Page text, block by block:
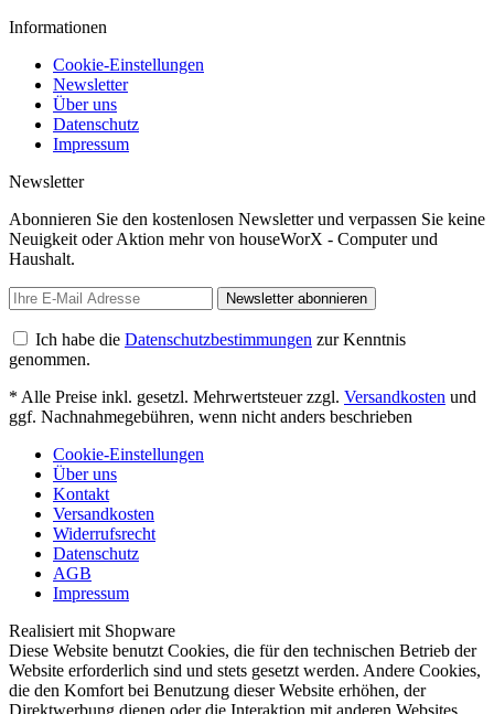
Informationen
Cookie-Einstellungen
Newsletter
Über uns
Datenschutz
Impressum
Newsletter
Abonnieren Sie den kostenlosen Newsletter und verpassen Sie keine
Neuigkeit oder Aktion mehr von houseWorX - Computer und
Haushalt.
Newsletter abonnieren
Ich habe die Datenschutzbestimmungen zur Kenntnis
genommen.
* Alle Preise inkl. gesetzl. Mehrwertsteuer zzgl. Versandkosten und
ggf. Nachnahmegebühren, wenn nicht anders beschrieben
Cookie-Einstellungen
Über uns
Kontakt
Versandkosten
Widerrufsrecht
Datenschutz
AGB
Impressum
Realisiert mit Shopware
Diese Website benutzt Cookies, die für den technischen Betrieb der
Website erforderlich sind und stets gesetzt werden. Andere Cookies,
die den Komfort bei Benutzung dieser Website erhöhen, der
Direktwerbung dienen oder die Interaktion mit anderen Websites